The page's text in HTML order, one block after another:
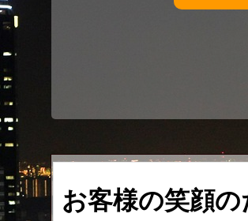
お客様の笑顔の